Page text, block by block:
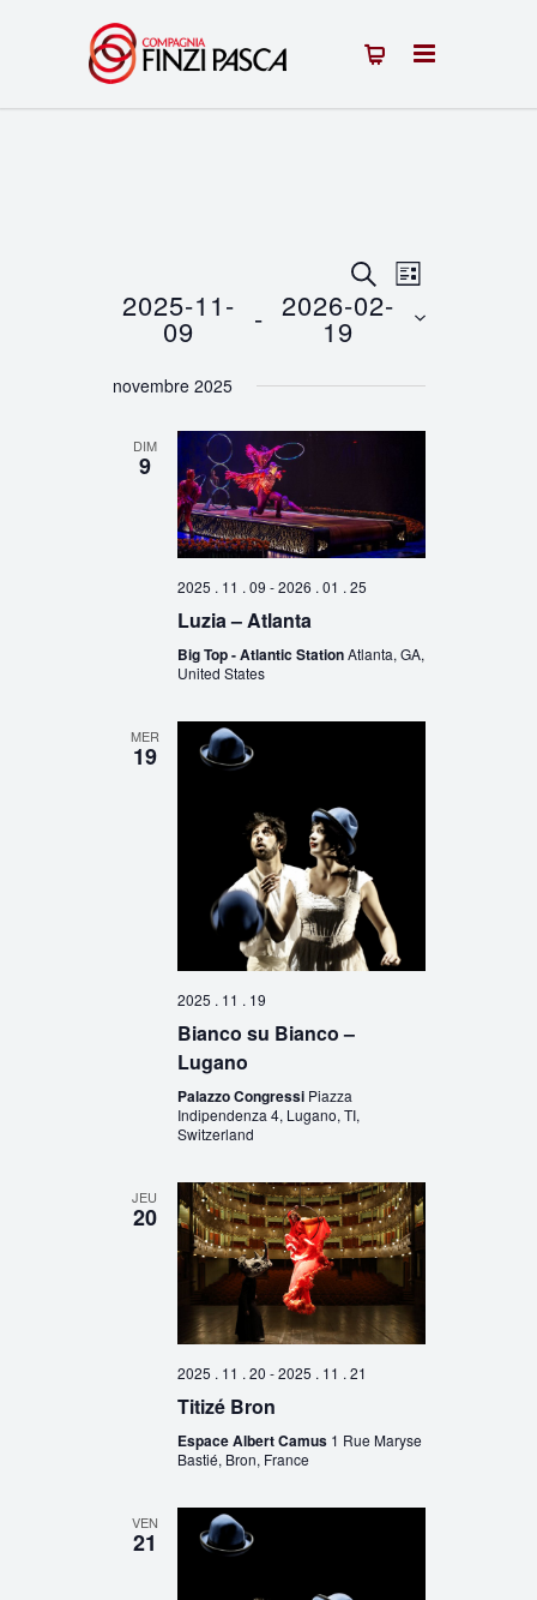
Recherche
et
navigation
de
Évènements
RECHERCHE
Navigation
de
LISTE
2025-11-
09 - 2026-02-
19
une
novembre 2025
DIM
9
2025 . 11 . 09 -2026 . 01 . 25
Luzia – Atlanta
Big Top - Atlantic StationAtlanta, GA,
United States
MER
19
2025 . 11 . 19
Bianco su Bianco –
Lugano
Palazzo Congressi Piazza
Indipendenza 4, Lugano, TI,
Switzerland
JEU
20
2025 . 11 . 20 -2025 . 11 . 21
Titizé Bron
Espace Albert Camus 1 Rue Maryse
Bastié, Bron, France
VEN
21